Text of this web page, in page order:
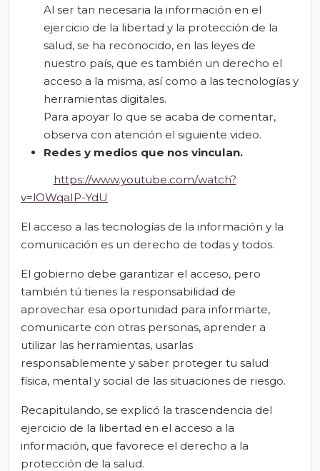
Al ser tan necesaria la información en el
ejercicio de la libertad y la protección de la
salud, se ha reconocido, en las leyes de
nuestro país, que es también un derecho el
acceso a la misma, así como a las tecnologías y
herramientas digitales.
Para apoyar lo que se acaba de comentar,
observa con atención el siguiente video.
Redes y medios que nos vinculan.
https://www.youtube.com/watch?
v=lOWqaIP-YdU
El acceso a las tecnologías de la información y la
comunicación es un derecho de todas y todos.
El gobierno debe garantizar el acceso, pero
también tú tienes la responsabilidad de
aprovechar esa oportunidad para informarte,
comunicarte con otras personas, aprender a
utilizar las herramientas, usarlas
responsablemente y saber proteger tu salud
física, mental y social de las situaciones de riesgo.
Recapitulando, se explicó la trascendencia del
ejercicio de la libertad en el acceso a la
información, que favorece el derecho a la
protección de la salud.